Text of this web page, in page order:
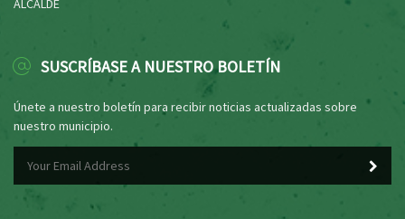
ALCALDE
SUSCRÍBASE A NUESTRO BOLETÍN
Únete a nuestro boletín para recibir noticias actualizadas sobre
nuestro municipio.